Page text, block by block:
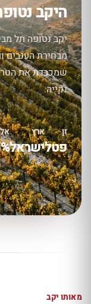
היקב
יקב נטופה תל
מבחירת הענבים
שמכבדת את
נקייה.
זן
פטל
ארץ
ישראל
מאותו יקב